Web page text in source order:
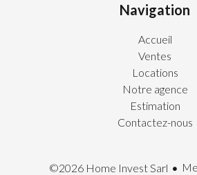
Navigation
Accueil
Ventes
Locations
Notre agence
Estimation
Contactez-nous
©2026 Home Invest Sarl